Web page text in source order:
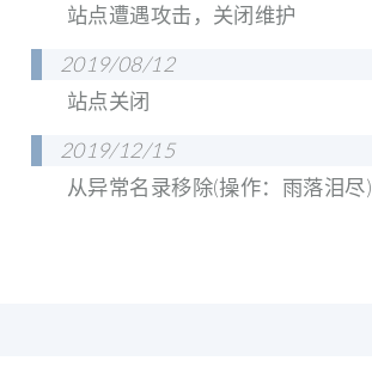
站点遭遇攻击，关闭维护
2019/08/12
站点关闭
2019/12/15
从异常名录移除(操作：雨落泪尽)